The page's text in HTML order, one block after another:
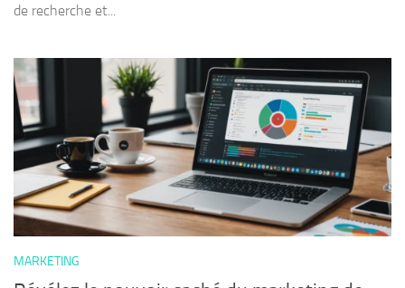
de recherche et...
MARKETING